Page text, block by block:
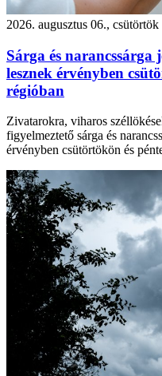
2026. augusztus 06., csütörtök
Sárga és narancssárga
lesznek érvényben
régióban
Zivatarokra, viharos
figyelmeztető sárga és
érvényben csütörtökön és